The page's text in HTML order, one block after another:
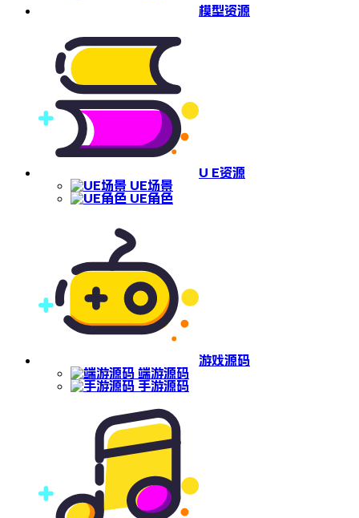
模型资源
U E资源
UE场景
UE角色
游戏源码
端游源码
手游源码